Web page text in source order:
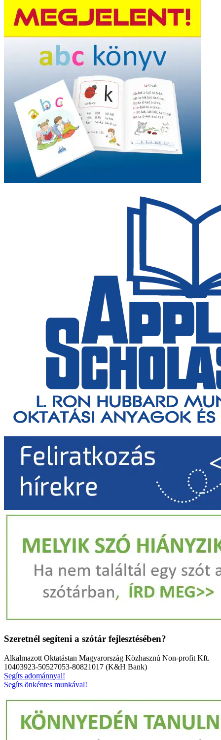
Szeretnél segíteni a szótár fejlesztésében?
Alkalmazott Oktatástan Magyarország Közhasznú Non-profit Kft.
10403923-50527053-80821017 (K&H Bank)
Segíts adománnyal!
Segíts önkéntes munkával!